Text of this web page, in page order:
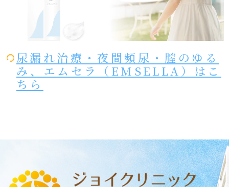
尿漏れ治療・夜間頻尿・膣のゆる
み、エムセラ（EMSELLA）はこ
ちら